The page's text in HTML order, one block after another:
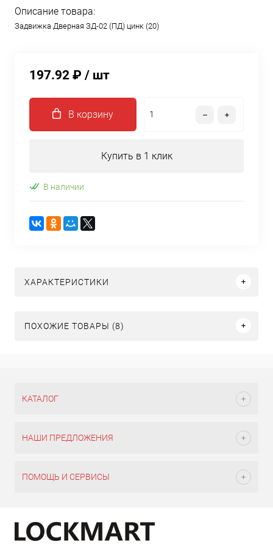
Описание товара:
Задвижка Дверная ЗД-02 (ПД) цинк (20)
197.92 ₽ / шт
В корзину
Купить в 1 клик
В наличии
ХАРАКТЕРИСТИКИ
ПОХОЖИЕ ТОВАРЫ (8)
КАТАЛОГ
НАШИ ПРЕДЛОЖЕНИЯ
ПОМОЩЬ И СЕРВИСЫ